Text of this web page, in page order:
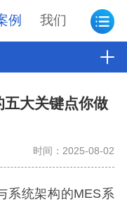
例 我们
大关键点你做
时间：2025-08-02
系统架构的MES系